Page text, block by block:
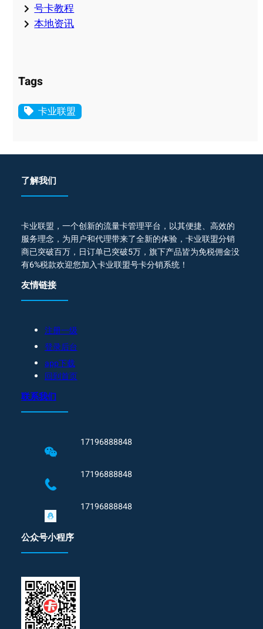
号卡教程
本地资讯
Tags
卡业联盟
了解我们
卡业联盟，一个创新的流量卡管理平台，以其便捷、高效的
服务理念，为用户和代理带来了全新的体验，卡业联盟分销
商已突破百万，日订单已突破5万，旗下产品皆为免税佣金没
有6%税款欢迎您加入卡业联盟号卡分销系统！
友情链接
注册一级
登录后台
app下载
回到首页
联系我们
17196888848
17196888848
17196888848
公众号小程序